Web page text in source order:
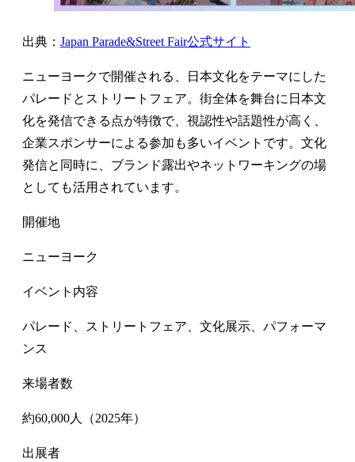
出典： Japan Parade&Street Fair公式サイト
ニューヨークで開催される、日本文化をテーマにした
パレードとストリートフェア。街全体を舞台に日本文
化を発信できる点が特徴で、視認性や話題性が高く、
企業スポンサーによる参加も多いイベントです。文化
発信と同時に、ブランド露出やネットワーキングの場
としても活用されています。
開催地
ニューヨーク
イベント内容
パレード、ストリートフェア、文化展示、パフォーマ
ンス
来場者数
約60,000人（2025年）
出展者